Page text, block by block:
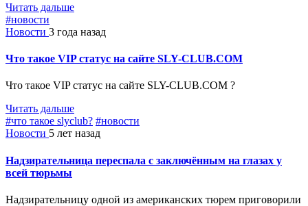
Читать дальше
#новости
Новости 3 года назад
Что такое VIP статус на сайте SLY-CLUB.COM
Что такое VIP статус на сайте SLY-CLUB.COM ?
Читать дальше
#что такое slyclub? #новости
Новости 5 лет назад
Надзирательница переспала с заключённым на глазах у
всей тюрьмы
Надзирательницу одной из американских тюрем приговорили